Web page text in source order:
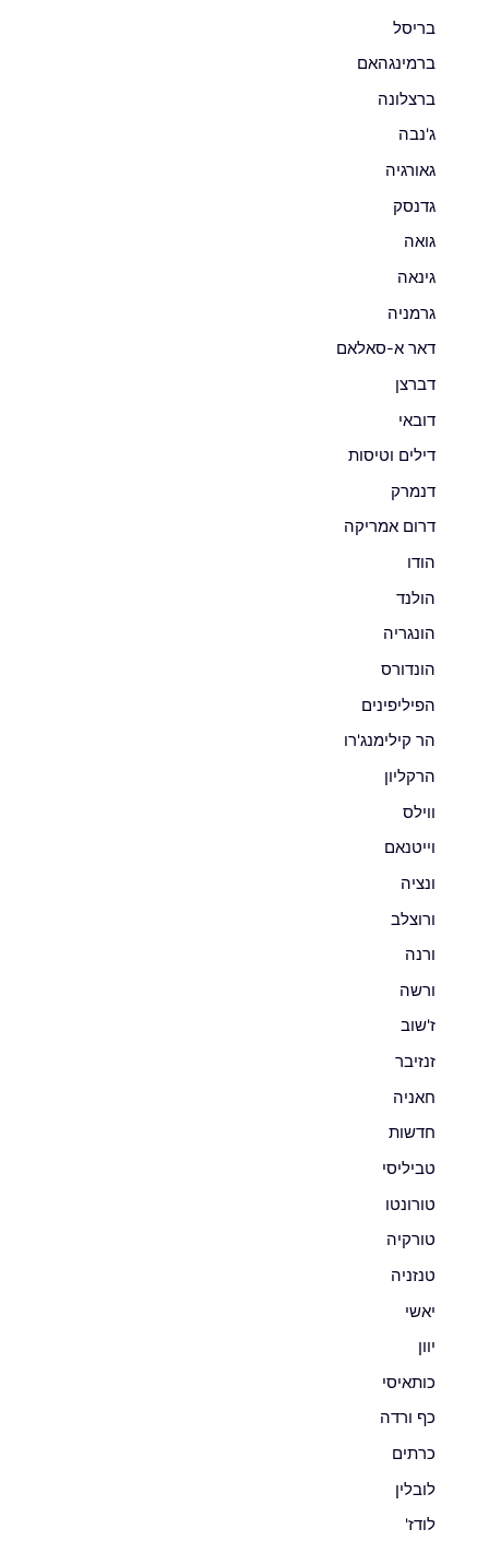
בריסל
ברמינגהאם
ברצלונה
ג'נבה
גאורגיה
גדנסק
גואה
גינאה
גרמניה
דאר א-סאלאם
דברצן
דובאי
דילים וטיסות
דנמרק
דרום אמריקה
הודו
הולנד
הונגריה
הונדורס
הפיליפינים
הר קילימנג'רו
הרקליון
ווילס
וייטנאם
ונציה
ורוצלב
ורנה
ורשה
ז'שוב
זנזיבר
חאניה
חדשות
טביליסי
טורונטו
טורקיה
טנזניה
יאשי
יוון
כותאיסי
כף ורדה
כרתים
לובלין
לודז'